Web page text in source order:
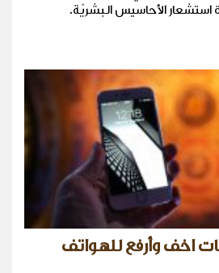
استشعار الأحاسيس البشريّة.
اخف وأرفع للهواتف